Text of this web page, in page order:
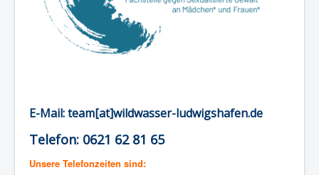
E-Mail: team[at]wildwasser-ludwigshafen.de
Telefon: 0621 62 81 65
Unsere Telefonzeiten sind: